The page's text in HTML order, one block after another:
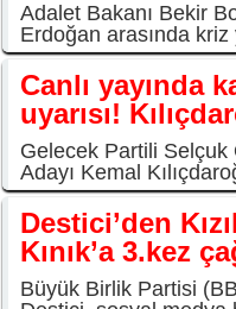
Adalet Bakanı Bekir
Erdoğan arasında kriz
Canlı yayında
uyarısı!
Gelecek Partili Selçuk
Adayı Kemal
Destici’den
Kınık’a 3.kez
Büyük Birlik Partisi